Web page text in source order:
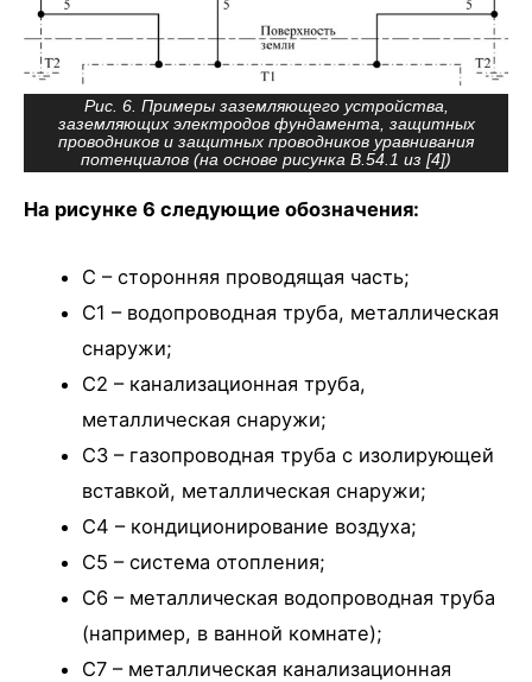
Рис. 6. Примеры заземляющего устройства,
заземляющих электродов фундамента, защитных
проводников и защитных проводников уравнивания
потенциалов (на основе рисунка В.54.1 из [4])
На рисунке 6 следующие обозначения:
C – сторонняя проводящая часть;
C1 – водопроводная труба, металлическая
снаружи;
C2 – канализационная труба,
металлическая снаружи;
C3 – газопроводная труба с изолирующей
вставкой, металлическая снаружи;
C4 – кондиционирование воздуха;
C5 – система отопления;
C6 – металлическая водопроводная труба
(например, в ванной комнате);
C7 – металлическая канализационная